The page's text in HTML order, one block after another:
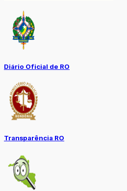
Diário Oficial de RO
Transparência RO